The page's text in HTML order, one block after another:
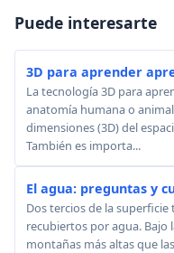
Puede interesarte
3D para aprender
La tecnología 3D para
anatomía humana o
dimensiones (3D) del
También es importa...
El agua: preguntas y
Dos tercios de la
recubiertos por agua. Bajo
montañas más altas que